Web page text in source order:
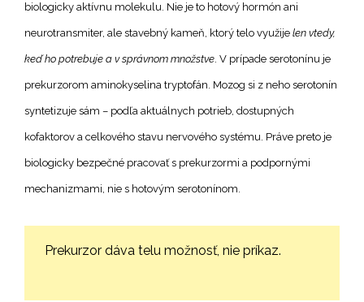
biologicky aktívnu molekulu. Nie je to hotový hormón ani
neurotransmiter, ale stavebný kameň, ktorý telo využije len vtedy,
keď ho potrebuje a v správnom množstve. V prípade serotonínu je
prekurzorom aminokyselina tryptofán. Mozog si z neho serotonín
syntetizuje sám – podľa aktuálnych potrieb, dostupných
kofaktorov a celkového stavu nervového systému. Práve preto je
biologicky bezpečné pracovať s prekurzormi a podpornými
mechanizmami, nie s hotovým serotonínom.
Prekurzor dáva telu možnosť, nie príkaz.